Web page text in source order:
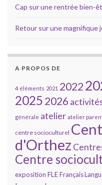
Cap sur une rentrée bien-
Retour sur une magnifique
A PROPOS DE
4 éléments 2021 2022
20252026
générale atelier atelier
centre socioculturel
d'Orthez
Centre
exposition FLE Français